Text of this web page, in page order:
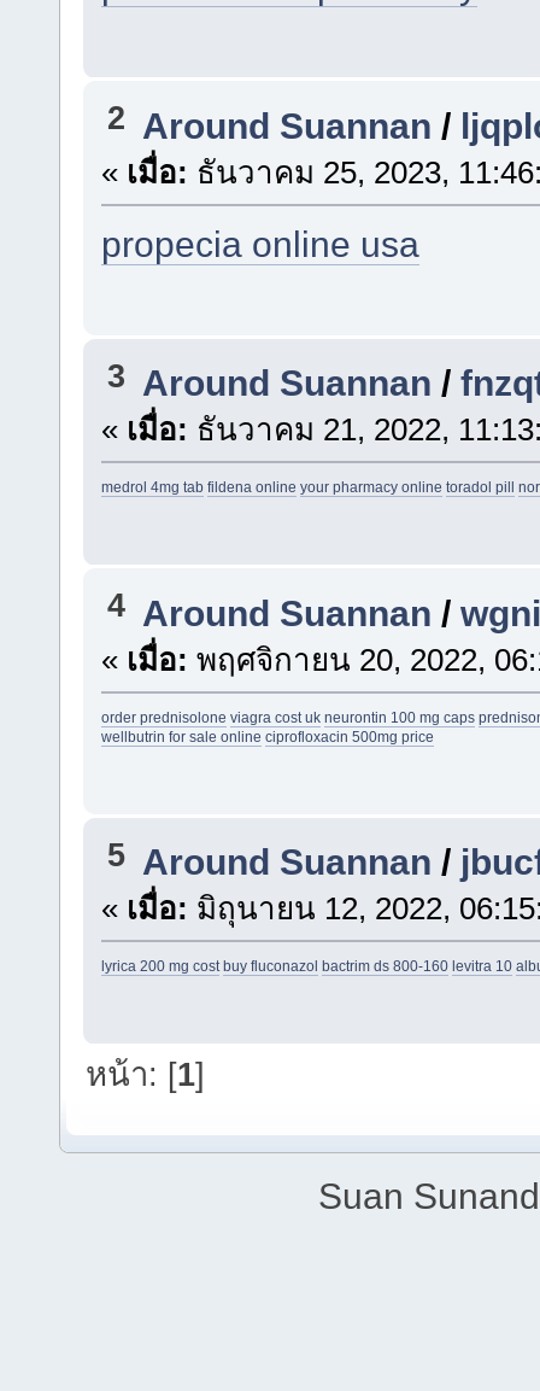
2 Around Suannan /
« เมื่อ: ธันวาคม 25, 2023,
propecia online usa
3 Around Suannan /
« เมื่อ: ธันวาคม 21, 2022,
medrol 4mg tab fildena online your pharmacy online toradol pill
4 Around Suannan /
« เมื่อ: พฤศจิกายน 20, 2022,
order prednisolone viagra cost uk neurontin 100 mg caps
wellbutrin for sale online ciprofloxacin 500mg price
5 Around Suannan /
« เมื่อ: มิถุนายน 12, 2022,
lyrica 200 mg cost buy fluconazol bactrim ds 800-160 levitra 10
หน้า: [1]
Suan